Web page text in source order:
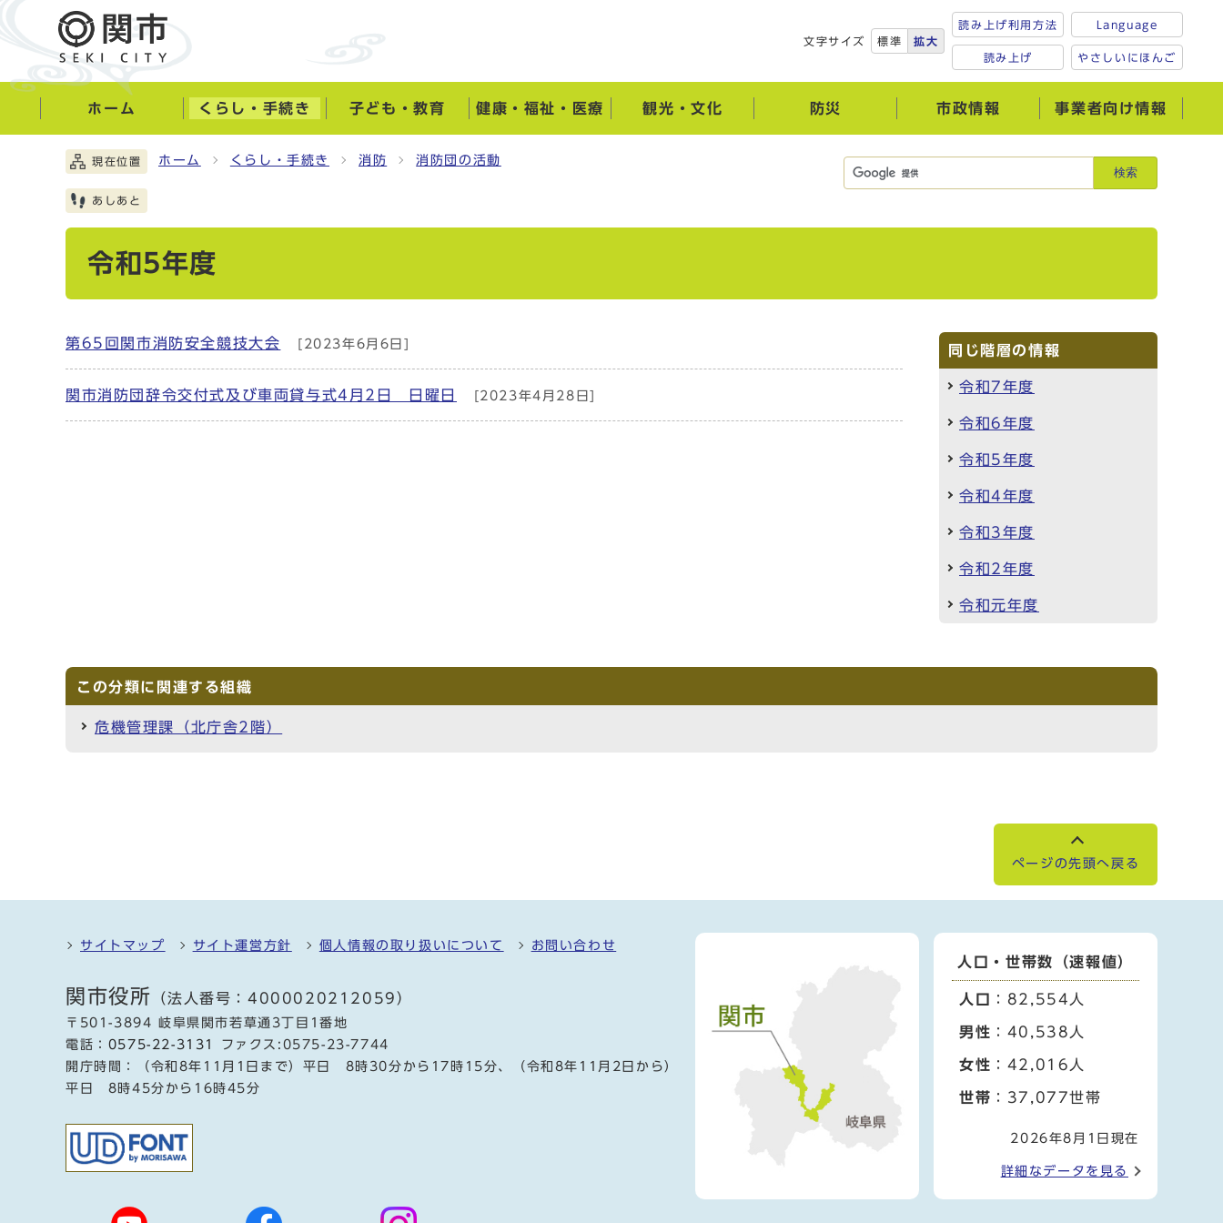
文字サイズ 標準 拡大
読み上げ利用方法
読み上げ
Language
やさしいにほんご
ホーム くらし・手続き 子ども・教育 健康・福祉・医療 観光・文化 防災 市政情報 事業者向け情報
検索
現在位置 ホーム くらし・手続き 消防 消防団の活動
あしあと
令和5年度
第65回関市消防安全競技大会 [2023年6月6日]
関市消防団辞令交付式及び車両貸与式4月2日 日曜日 [2023年4月28日]
同じ階層の情報
令和7年度
令和6年度
令和5年度
令和4年度
令和3年度
令和2年度
令和元年度
この分類に関連する組織
危機管理課（北庁舎2階）
ページの先頭へ戻る
サイトマップ サイト運営方針 個人情報の取り扱いについて お問い合わせ
関市役所 （法人番号：4000020212059）
〒501-3894 岐阜県関市若草通3丁目1番地
電話： 0575-22-3131
ファクス:0575-23-7744
開庁時間：（令和8年11月1日まで）平日 8時30分から17時15分、（令和8年11月2日から）
平日 8時45分から16時45分
人口・世帯数（速報値）
人口 ：82,554人
男性 ：40,538人
女性 ：42,016人
世帯 ：37,077世帯
2026年8月1日現在
詳細なデータを見る